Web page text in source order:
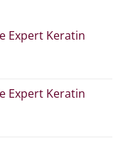
Expert Keratin
Expert Keratin